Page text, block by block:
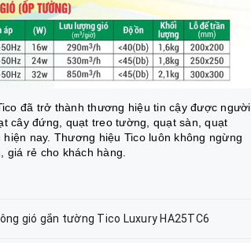
đã trở thành thương hiệu tin cậy được người
cây đứng, quạt treo tường, quạt sàn, quạt
nay. Thương hiệu Tico luôn không ngừng
rẻ cho khách hàng.
gió gắn tường Tico Luxury HA25TC6